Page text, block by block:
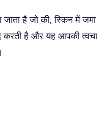
जाता है जो की, स्किन में जमा
करती है और यह आपकी त्वचा